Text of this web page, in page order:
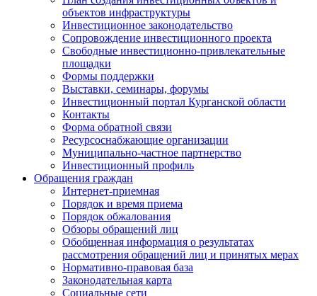
объектов инфраструктуры
Инвестиционное законодательство
Сопровождение инвестиционного проекта
Свободные инвестиционно-привлекательные
площадки
Формы поддержки
Выставки, семинары, форумы
Инвестиционный портал Курганской области
Контакты
Форма обратной связи
Ресурсоснабжающие организации
Муниципально-частное партнерство
Инвестиционный профиль
Обращения граждан
Интернет-приемная
Порядок и время приема
Порядок обжалования
Обзоры обращений лиц
Обобщенная информация о результатах
рассмотрения обращений лиц и принятых мерах
Нормативно-правовая база
Законодательная карта
Социальные сети